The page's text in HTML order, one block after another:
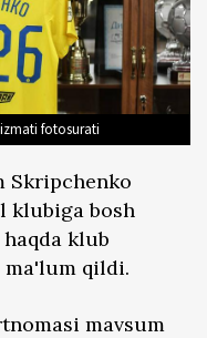
fotosurati
Skripchenko
klubiga bosh
klub
qildi.
mavsum